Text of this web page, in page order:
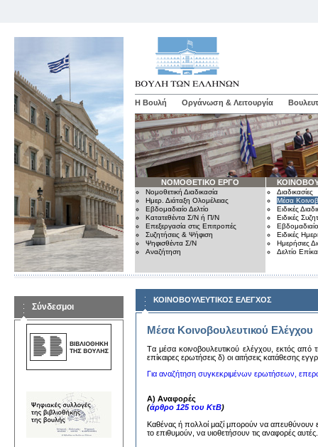
Η Βουλή Οργάνωση & Λειτουργία
ΝΟΜΟΘΕΤΙΚΟ ΕΡΓΟ
Νομοθετική Διαδικασία
Ημερ. Διάταξη Ολομέλειας
Εβδομαδιαίο Δελτίο
Κατατεθέντα Σ/Ν ή Π/Ν
Επεξεργασία στις Επιτροπές
Συζητήσεις & Ψήφιση
Ψηφισθέντα Σ/Ν
Αναζήτηση
Διαδικασίες
Μέσα
Ειδικές
Ειδικές
Εβδομαδιαίο
Ειδικές
Ημερήσιες
Δελτίο
Σύνδεσμοι
ΚΟΙΝΟΒΟΥΛΕΥΤΙΚΟΣ ΕΛΕΓΧΟΣ
Μέσα Κοινοβουλευτικού Ελέγχου
Tα μέσα κoινoβoυλευτικoύ ελέγχoυ, εκτός από
επίκαιρες ερωτήσεις δ) oι αιτήσεις κατάθεσης
Για αναζήτηση συγκεκριμένων ερωτήσεων,
Α) Αναφορές
(άρθρο 125 του ΚτΒ)
Καθένας ή πολλοί μαζί μπορούν να
το επιθυμούν, να υιοθετήσουν τις αναφορές